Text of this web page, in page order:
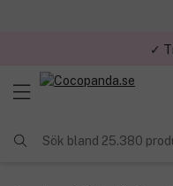
✓
Sök bland 25.380